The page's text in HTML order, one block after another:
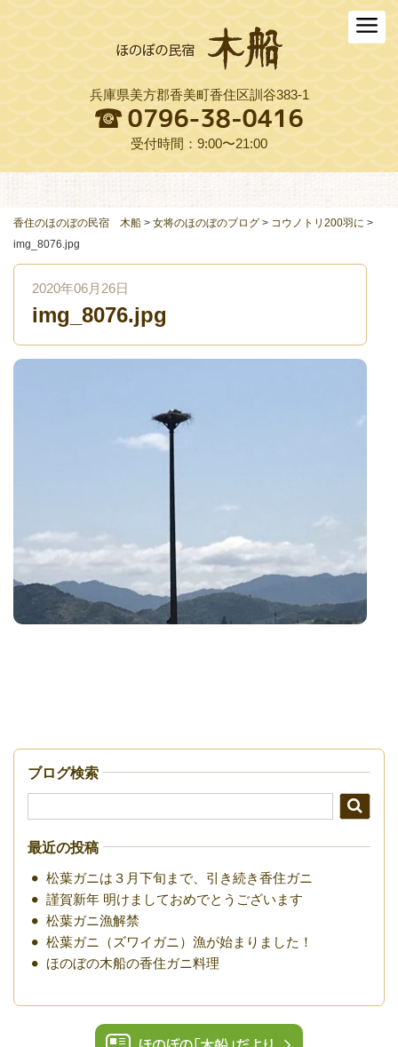
兵庫県美方郡香美町香住区訓谷383-1
受付時間：9:00〜21:00
交通アクセス
よくある質問
お役立ちリンク集
ご予約プラン一覧
香住のほのぼの民宿 木船 > 女将のほのぼのブログ > コウノトリ200羽に >
img_8076.jpg
2020年06月26日
img_8076.jpg
ブログ検索
最近の投稿
松葉ガニは３月下旬まで、引き続き香住ガニ
謹賀新年 明けましておめでとうございます
松葉ガニ漁解禁
松葉ガニ（ズワイガニ）漁が始まりました！
ほのぼの木船の香住ガニ料理